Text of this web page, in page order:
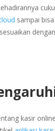
sampai
kasir